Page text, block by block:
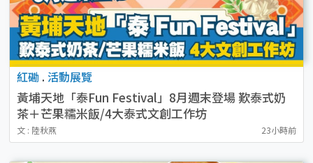
紅磡 . 活動展覽
黃埔天地「泰Fun Festival」8月週末登場 歎泰式奶
茶＋芒果糯米飯/4大泰式文創工作坊
文 : 陸秋燕 23小時前